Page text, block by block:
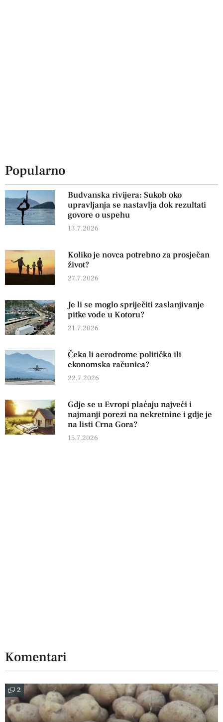
Popularno
Budvanska rivijera: Sukob oko
upravljanja se nastavlja dok rezultati
govore o uspehu
13.7.2026
Koliko je novca potrebno za prosječan
život?
27.7.2026
Je li se moglo spriječiti zaslanjivanje
pitke vode u Kotoru?
21.7.2026
Čeka li aerodrome politička ili
ekonomska računica?
22.7.2026
Gdje se u Evropi plaćaju najveći i
najmanji porezi na nekretnine i gdje je
na listi Crna Gora?
15.7.2026
Komentari
2